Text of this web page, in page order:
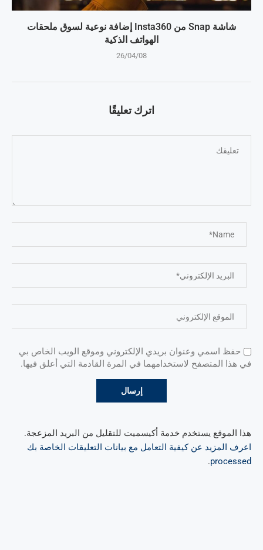
شاشة Snap من Insta360 إضافة نوعية لسوق ملحقات
الهواتف الذكية
26/04/08
اترك تعليقًا
حفظ اسمي وعنوان بريدي الإلكتروني وموقع الويب الخاص بي
في هذا المتصفح لاستخدامهما في المرة القادمة التي أعلق فيها.
هذا الموقع يستخدم خدمة أكيسميت للتقليل من البريد المزعجة.
اعرف المزيد عن كيفية التعامل مع بيانات التعليقات الخاصة بك
processed
.